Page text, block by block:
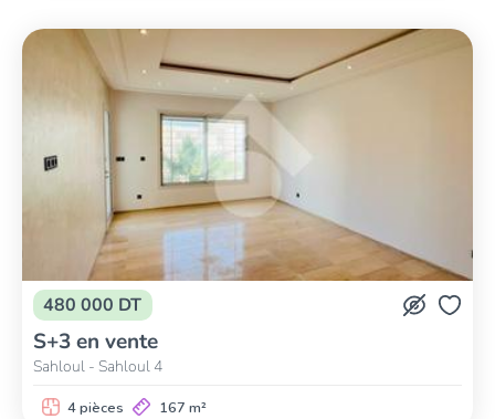
480 000 DT
S+3 en vente
Sahloul - Sahloul 4
4 pièces 167 m²